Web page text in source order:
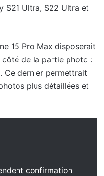
S21 Ultra, S22 Ultra et
15 Pro Max disposerait
côté de la partie photo :
. Ce dernier permettrait
plus détaillées et
confirmation